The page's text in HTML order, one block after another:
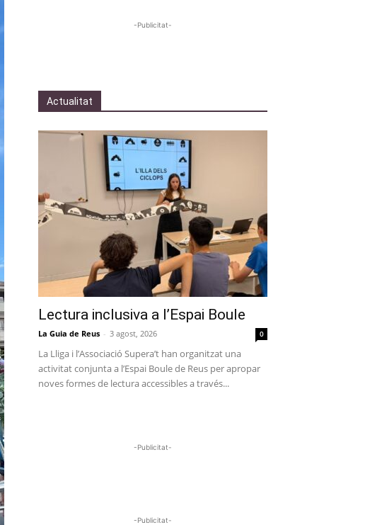
-Publicitat-
Actualitat
Lectura inclusiva a l’Espai Boule
La Guia de Reus - 3 agost, 2026 0
La Lliga i l’Associació Supera’t han organitzat una
activitat conjunta a l’Espai Boule de Reus per apropar
noves formes de lectura accessibles a través...
-Publicitat-
-Publicitat-